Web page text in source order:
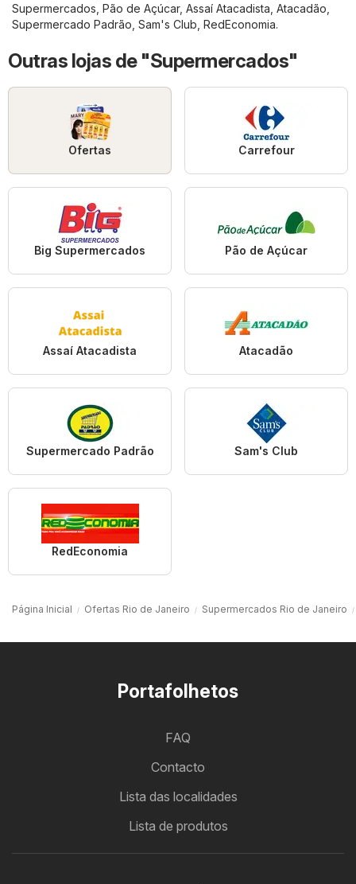
Supermercados Pão de Açúcar, Assaí Atacadista Atacadão
Supermercado Padrão Sam's Club RedEconomia.
Outras lojas de "Supermercados"
Ofertas Carrefour
Big Supermercados Pão de Açúcar
Assaí Atacadista Atacadão
Supermercado Padrão Sam's Club
RedEconomia
Página Inicial Ofertas Rio de Janeiro Supermercados Rio de Janeiro
Portafolhetos
FAQ
Contacto
Lista das localidades
Lista de produtos